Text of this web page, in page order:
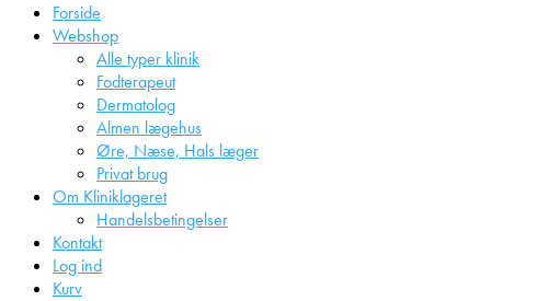
Forside
Webshop
Alle typer klinik
Fodterapeut
Dermatolog
Almen lægehus
Øre, Næse, Hals læger
Privat brug
Om Kliniklageret
Handelsbetingelser
Kontakt
Log ind
Kurv